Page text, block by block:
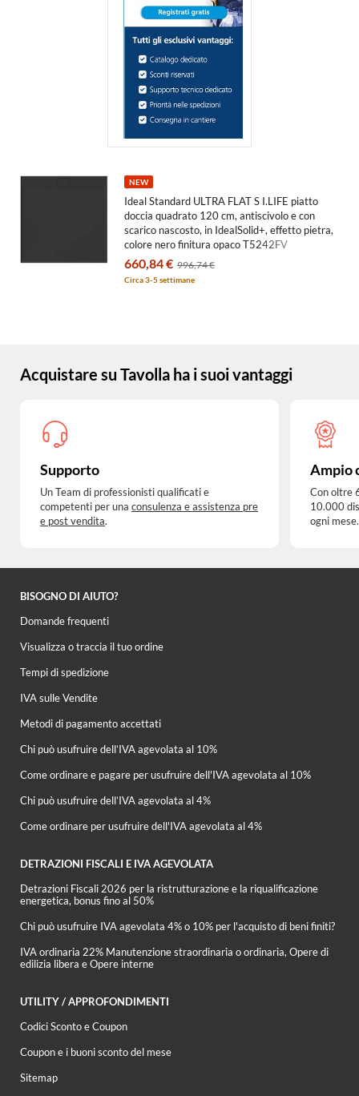
NEW
Ideal Standard ULTRA FLAT S I.LIFE piatto
doccia quadrato 120 cm, antiscivolo e con
scarico nascosto, in IdealSolid+, effetto pietra,
colore nero finitura opaco T5242FV
660,84 € 996,74 €
Circa 3-5 settimane
Acquistare su Tavolla ha i suoi vantaggi
Supporto
Un Team di professionisti qualificati e
competenti per una consulenza e assistenza pre
e post vendita.
Ampio
Con oltre
10.000
ogni mese.
BISOGNO DI AIUTO?
Domande frequenti
Visualizza o traccia il tuo ordine
Tempi di spedizione
IVA sulle Vendite
Metodi di pagamento accettati
Chi può usufruire dell’IVA agevolata al 10%
Come ordinare e pagare per usufruire dell'IVA agevolata al 10%
Chi può usufruire dell’IVA agevolata al 4%
Come ordinare per usufruire dell'IVA agevolata al 4%
DETRAZIONI FISCALI E IVA AGEVOLATA
Detrazioni Fiscali 2026 per la ristrutturazione e la riqualificazione
energetica, bonus fino al 50%
Chi può usufruire IVA agevolata 4% o 10% per l'acquisto di beni finiti?
IVA ordinaria 22% Manutenzione straordinaria o ordinaria, Opere di
edilizia libera e Opere interne
UTILITY / APPROFONDIMENTI
Codici Sconto e Coupon
Coupon e i buoni sconto del mese
Sitemap